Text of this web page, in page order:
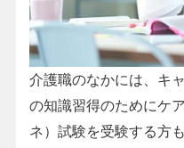
介護職のなかには、キ
の知識習得のためにケ
ネ）試験を受験する方